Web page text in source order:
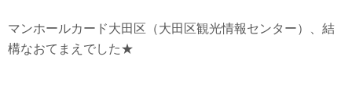
マンホールカード大田区（大田区観光情報センター）、結
構なおてまえでした★